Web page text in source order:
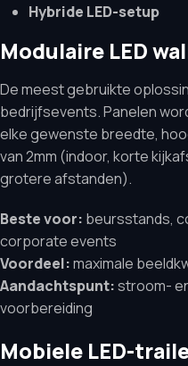
Hybride LED-setup
Modulaire LED
De meest gebruikte
bedrijfsevents. Panelen
elke gewenste breedte,
van 2mm (indoor, korte
grotere afstanden).
Beste voor: beursstands,
corporate events
Voordeel:maximale
Aandachtspunt:stroom-
voorbereiding
Mobiele LED-